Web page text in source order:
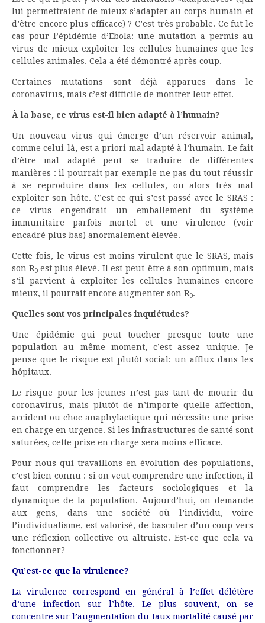
lui permettraient de mieux s’adapter au corps humain et
d’être encore plus efficace) ? C’est très probable. Ce fut le
cas pour l’épidémie d’Ebola: une mutation a permis au
virus de mieux exploiter les cellules humaines que les
cellules animales. Cela a été démontré après coup.
Certaines mutations sont déjà apparues dans le
coronavirus, mais c’est difficile de montrer leur effet.
À la base, ce virus est-il bien adapté à l’humain?
Un nouveau virus qui émerge d’un réservoir animal,
comme celui-là, est a priori mal adapté à l’humain. Le fait
d’être mal adapté peut se traduire de différentes
manières : il pourrait par exemple ne pas du tout réussir
à se reproduire dans les cellules, ou alors très mal
exploiter son hôte. C’est ce qui s’est passé avec le SRAS :
ce virus engendrait un emballement du système
immunitaire parfois mortel et une virulence (voir
encadré plus bas) anormalement élevée.
Cette fois, le virus est moins virulent que le SRAS, mais
son R0 est plus élevé. Il est peut-être à son optimum, mais
s’il parvient à exploiter les cellules humaines encore
mieux, il pourrait encore augmenter son R0.
Quelles sont vos principales inquiétudes?
Une épidémie qui peut toucher presque toute une
population au même moment, c’est assez unique. Je
pense que le risque est plutôt social: un afflux dans les
hôpitaux.
Le risque pour les jeunes n’est pas tant de mourir du
coronavirus, mais plutôt de n’importe quelle affection,
accident ou choc anaphylactique qui nécessite une prise
en charge en urgence. Si les infrastructures de santé sont
saturées, cette prise en charge sera moins efficace.
Pour nous qui travaillons en évolution des populations,
c’est bien connu : si on veut comprendre une infection, il
faut comprendre les facteurs sociologiques et la
dynamique de la population. Aujourd’hui, on demande
aux gens, dans une société où l’individu, voire
l’individualisme, est valorisé, de basculer d’un coup vers
une réflexion collective ou altruiste. Est-ce que cela va
fonctionner?
Qu’est-ce que la virulence?
La virulence correspond en général à l’effet délétère
d’une infection sur l’hôte. Le plus souvent, on se
concentre sur l’augmentation du taux mortalité causé par